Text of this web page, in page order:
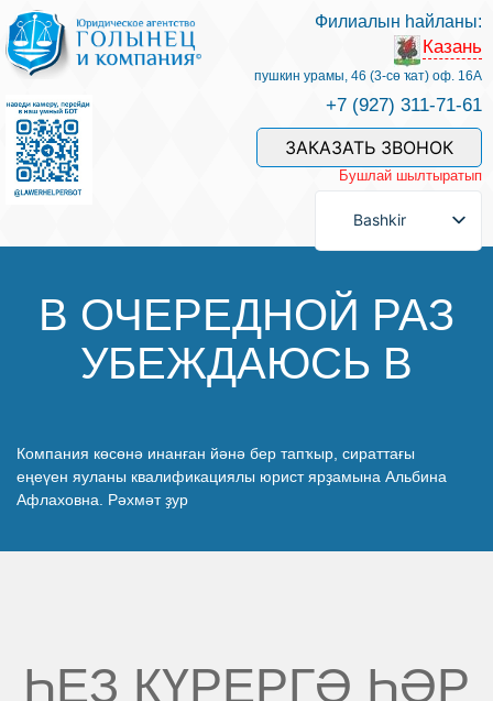
Беҙҙең белгестәр һәм хеҙмәттәр
Хеҙмәт хаҡын түләү
Һорау биреү
Баһалама
Беҙҙең еңеү
Филиалын һайланы:
Казань
пушкин урамы, 46 (3-сө ҡат) оф. 16А
+7 (927) 311-71-61
ЗАКАЗАТЬ ЗВОНОК
Бушлай шылтыратып
Bashkir
В ОЧЕРЕДНОЙ РАЗ
УБЕЖДАЮСЬ В
Компания көсөнә инанған йәнә бер тапҡыр, сираттағы
еңеүен яуланы квалификациялы юрист ярҙамына Альбина
Афлаховна. Рәхмәт ҙур
ҺЕҘ КҮРЕРГӘ ҺӘР